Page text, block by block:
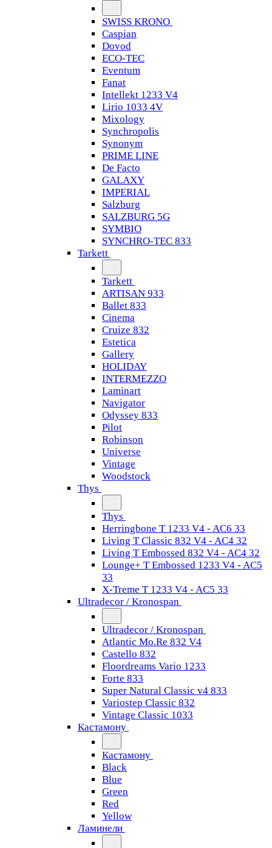
SWISS KRONO
Caspian
Dovod
ECO-TEC
Eventum
Fanat
Intellekt 1233 V4
Lirio 1033 4V
Mixology
Synchropolis
Synonym
PRIME LINE
De Facto
GALAXY
IMPERIAL
Salzburg
SALZBURG 5G
SYMBIO
SYNCHRO-TEC 833
Tarkett
Tarkett
ARTISAN 933
Ballet 833
Cinema
Cruize 832
Estetica
Gallery
HOLIDAY
INTERMEZZO
Laminart
Navigator
Odyssey 833
Pilot
Robinson
Universe
Vintage
Woodstock
Thys
Thys
Herringbone T 1233 V4 - AC6 33
Living T Classic 832 V4 - AC4 32
Living T Embossed 832 V4 - AC4 32
Lounge+ T Embossed 1233 V4 - AC5
33
X-Treme T 1233 V4 - AC5 33
Ultradecor / Kronospan
Ultradecor / Kronospan
Atlantic Mo.Re 832 V4
Castello 832
Floordreams Vario 1233
Forte 833
Super Natural Classic v4 833
Variostep Classic 832
Vintage Classic 1033
Кастамону
Кастамону
Black
Blue
Green
Red
Yellow
Ламинели